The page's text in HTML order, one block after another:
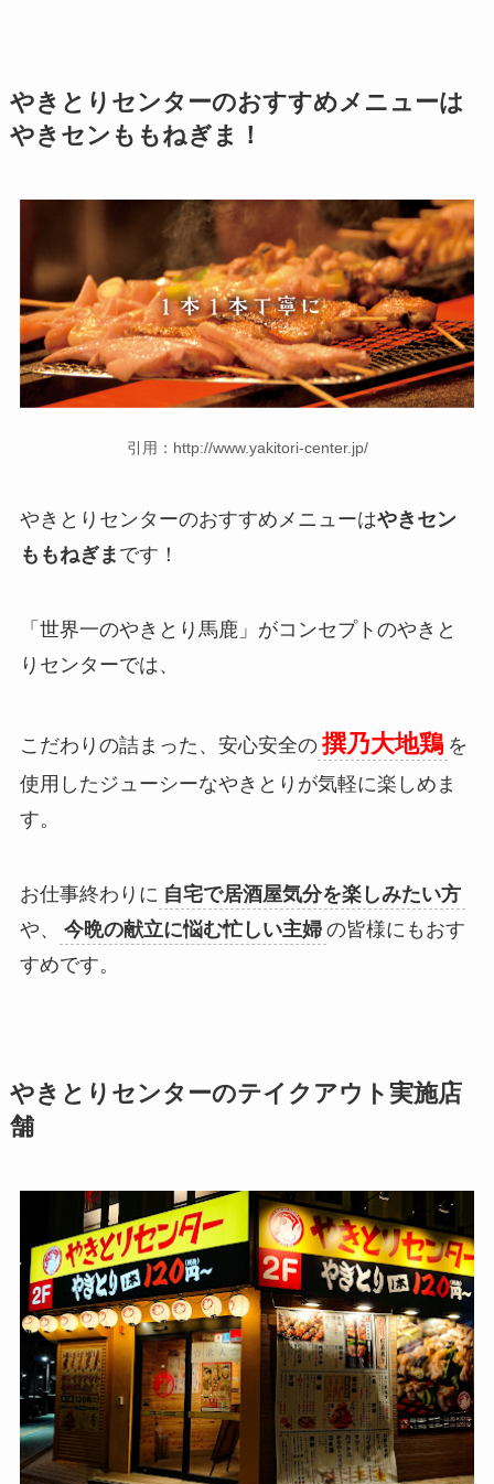
やきとりセンターのおすすめメニューは
やきセンももねぎま！
引用：http://www.yakitori-center.jp/
やきとりセンターのおすすめメニューはやきセン
ももねぎま です！
「世界一のやきとり馬鹿」がコンセプトのやきと
りセンターでは、
こだわりの詰まった、安心安全の 撰乃大地鶏 を
使用したジューシーなやきとりが気軽に楽しめま
す。
お仕事終わりに 自宅で居酒屋気分を楽しみたい方
や、
今晩の献立に悩む忙しい主婦 の皆様にもおす
すめです。
やきとりセンターのテイクアウト実施店
舗